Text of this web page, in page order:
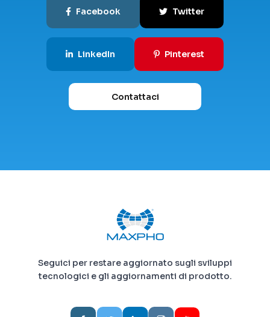
Facebook Twitter
LinkedIn Pinterest
Contattaci
Seguici per restare aggiornato sugli sviluppi
tecnologici e gli aggiornamenti di prodotto.